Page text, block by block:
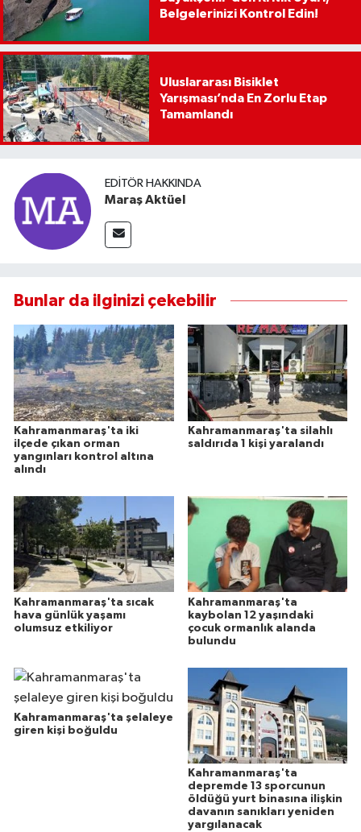
Belgelerinizi Kontrol Edin!
Uluslararası Bisiklet
Yarışması’nda En Zorlu Etap
Tamamlandı
EDITÖR HAKKINDA
Maraş Aktüel
Bunlar da ilginizi çekebilir
Kahramanmaraş'ta iki
ilçede çıkan orman
yangınları kontrol altına
alındı
Kahramanmaraş'ta silahlı
saldırıda 1 kişi yaralandı
Kahramanmaraş'ta sıcak
hava günlük yaşamı
olumsuz etkiliyor
Kahramanmaraş'ta
kaybolan 12 yaşındaki
çocuk ormanlık alanda
bulundu
Kahramanmaraş'ta şelaleye
giren kişi boğuldu
Kahramanmaraş'ta
depremde 13 sporcunun
öldüğü yurt binasına ilişkin
davanın sanıkları yeniden
yargılanacak